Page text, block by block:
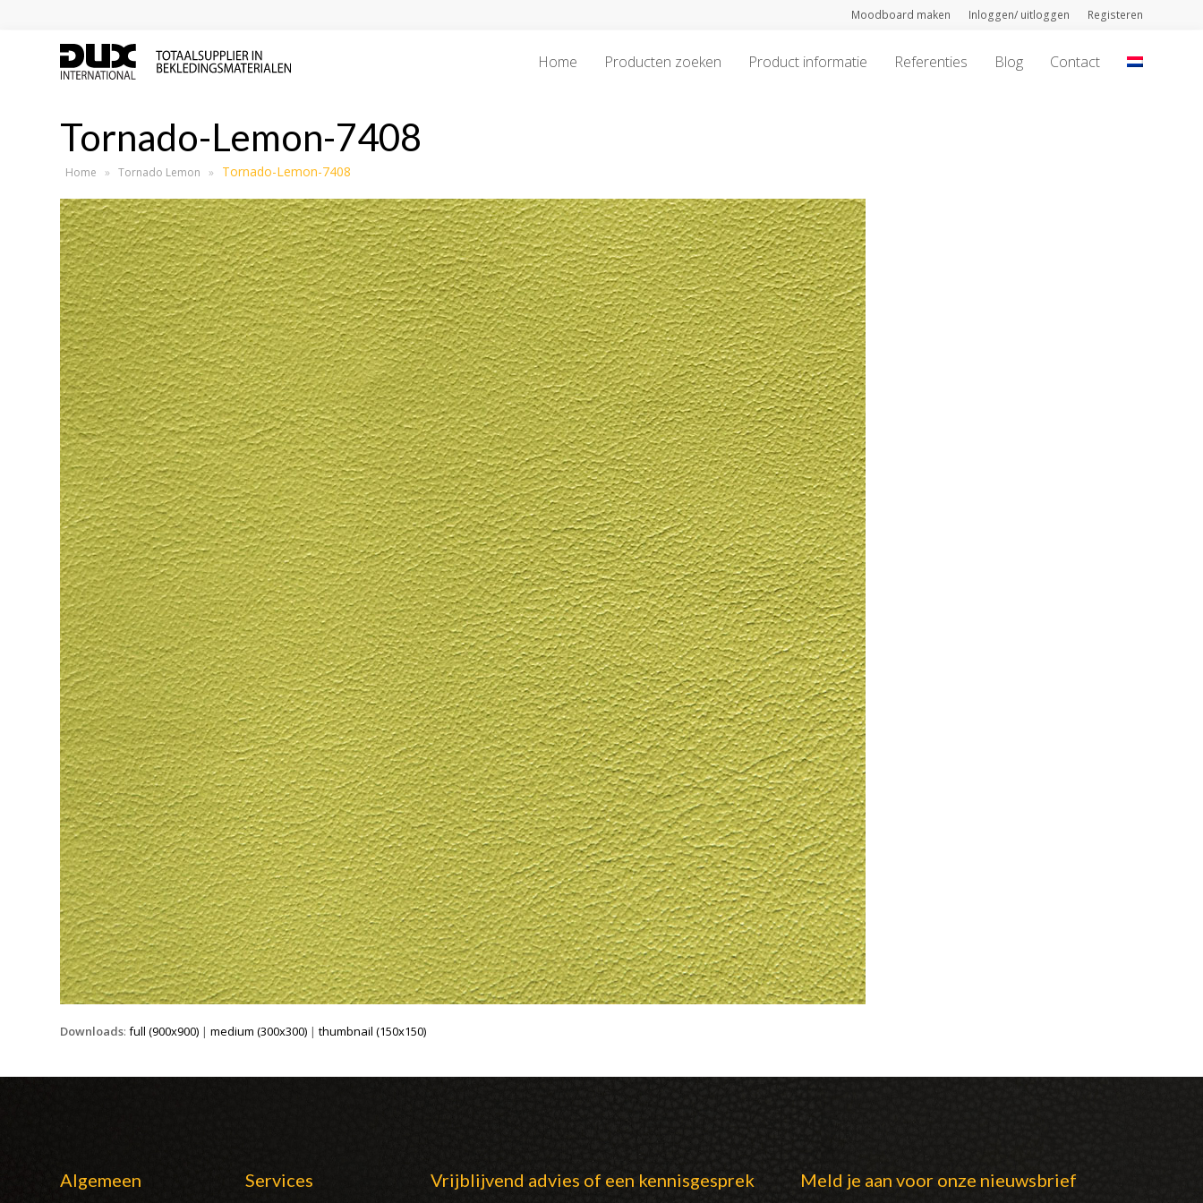
Moodboard maken Inloggen/ uitloggen Registeren
Home Producten zoeken Product informatie Referenties Blog Contact
Tornado-Lemon-7408
Home » Tornado Lemon » Tornado-Lemon-7408
Downloads:full (900x900) |medium (300x300) |thumbnail (150x150)
Algemeen Services Vrijblijvend advies of een kennisgesprek Meld je aan voor onze nieuwsbrief